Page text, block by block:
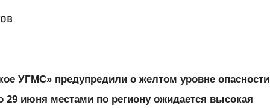
УГМС» предупредили о желтом уровне опасности
29 июня местами по региону ожидается высокая